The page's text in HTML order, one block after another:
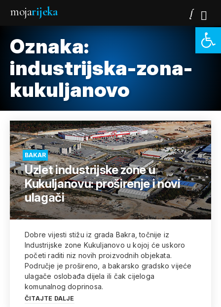
mojarijeka
Oznaka:
industrijska-zona-
kukuljanovo
BAKAR
Uzlet industrijske zone u
Kukuljanovu: proširenje i novi
ulagači
Dobre vijesti stižu iz grada Bakra, točnije iz
Industrijske zone Kukuljanovo u kojoj će uskoro
početi raditi niz novih proizvodnih objekata.
Područje je prošireno, a bakarsko gradsko vijeće
ulagače oslobađa dijela ili čak cijeloga
komunalnog doprinosa.
ČITAJTE DALJE